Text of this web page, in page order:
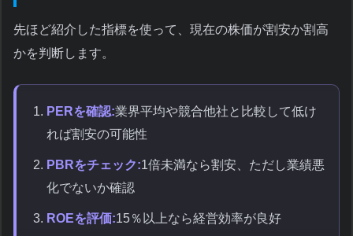
先ほど紹介した指標を使って、現在の株価が割安か割高
かを判断します。
PERを確認:業界平均や競合他社と比較して低け
れば割安の可能性
PBRをチェック:1倍未満なら割安、ただし業績悪
化でないか確認
ROEを評価:15％以上なら経営効率が良好